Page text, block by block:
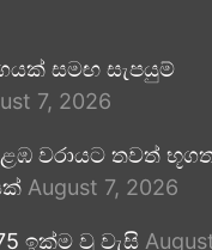
සමඟ සැපයුම්
7, 2026
වරායට තවත්
August 7, 2026
ඉක්ම වූ වැසි